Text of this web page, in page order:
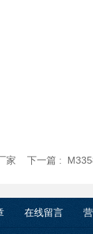
家 下一篇 :
在线留言